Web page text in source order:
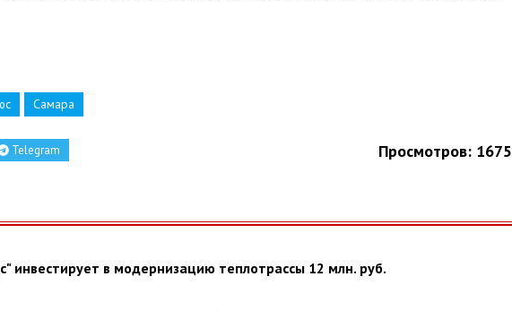
Самара
Telegram Просмотров: 1675
инвестирует в модернизацию теплотрассы 12 млн. руб.